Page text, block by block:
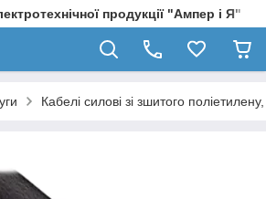
продукції "Ампер і Я"
Кабелі силові зі зшитого